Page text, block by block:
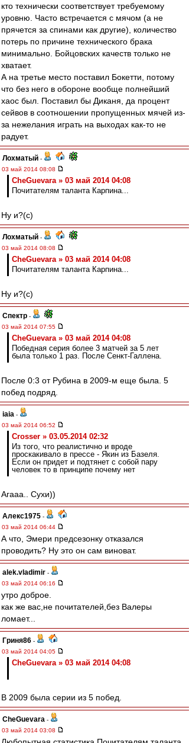
кто технически соответствует требуемому
уровню. Часто встречается с мячом (а не
прячется за спинами как другие), количество
потерь по причине технического брака
минимально. Бойцовских качеств только не
хватает.
А на третье место поставил Бокетти, потому
что без него в обороне вообще полнейший
хаос был. Поставил бы Диканя, да процент
сейвов в соотношении пропущенных мячей из-
за нежелания играть на выходах как-то не
радует.
Лохматый -
03 май 2014 08:08
CheGuevara » 03 май 2014 04:08
Почитателям таланта Карпина...
Ну и?(с)
Лохматый -
03 май 2014 08:08
CheGuevara » 03 май 2014 04:08
Почитателям таланта Карпина...
Ну и?(с)
Спектр -
03 май 2014 07:55
CheGuevara » 03 май 2014 04:08
Победная серия более 3 матчей за 5 лет
была только 1 раз. После Сенкт-Галлена.
После 0:3 от Рубина в 2009-м еще была. 5
побед подряд.
iaia -
03 май 2014 06:52
Crosser » 03.05.2014 02:32
Из того, что реалистично и вроде
проскакивало в прессе - Якин из Базеля.
Если он придет и подтянет с собой пару
человек то в принципе почему нет
Агааа.. Сухи))
Алекс1975 -
03 май 2014 06:44
А что, Эмери предсезонку отказался
проводить? Ну это он сам виноват.
alek.vladimir -
03 май 2014 06:16
утро доброе.
как же вас,не почитателей,без Валеры
ломает...
Гриня86 -
03 май 2014 04:05
CheGuevara » 03 май 2014 04:08
В 2009 была серии из 5 побед.
CheGuevara -
03 май 2014 03:08